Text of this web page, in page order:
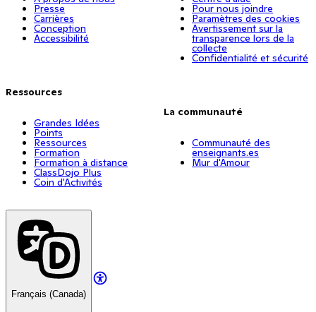
Presse
Carrières
Conception
Accessibilité
Ressources
Grandes Idées
Points
Ressources
Formation
Formation à distance
ClassDojo Plus
Coin d'Activités
Pour nous joindre
Paramètres des cookies
Avertissement sur la
transparence lors de la
collecte
Confidentialité et sécurité
La communauté
Communauté des
enseignants.es
Mur d'Amour
Français (Canada)